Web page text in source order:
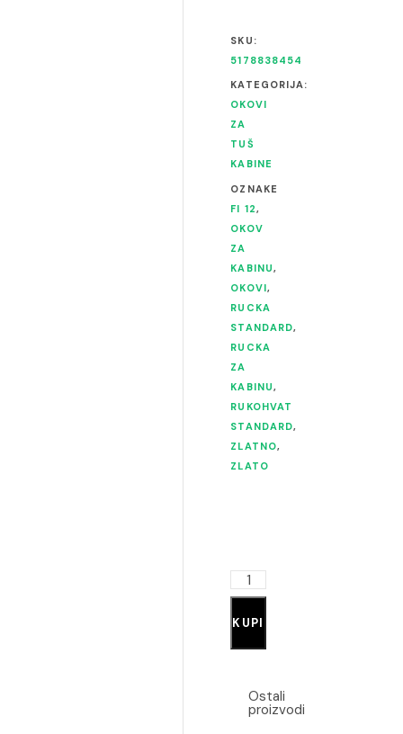
SKU:
5178838454
KATEGORIJA:
OKOVI
ZA
TUŠ
KABINE
OZNAKE
FI 12,
OKOV
ZA
KABINU,
OKOVI,
RUCKA
STANDARD,
RUCKA
ZA
KABINU,
RUKOHVAT
STANDARD,
ZLATNO,
ZLATO
KUPI
Ostali
proizvodi